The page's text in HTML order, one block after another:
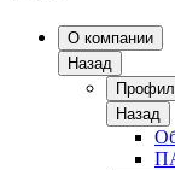
О компании
Назад
Назад